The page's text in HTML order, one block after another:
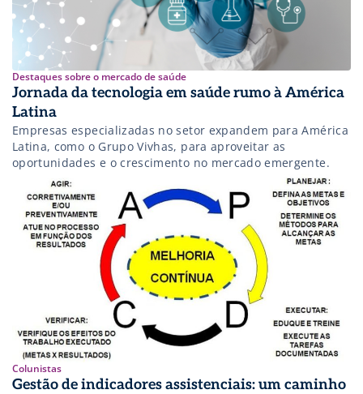
Destaques sobre o mercado de saúde
Jornada da tecnologia em saúde rumo à América
Latina
Empresas especializadas no setor expandem para América
Latina, como o Grupo Vivhas, para aproveitar as
oportunidades e o crescimento no mercado emergente.
Colunistas
Gestão de indicadores assistenciais: um caminho